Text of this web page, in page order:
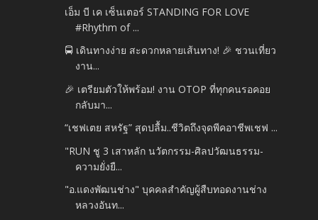
เอ็ม บี เค เซ็นเตอร์ STANDING FOR LOVE
#Rhythm of ...
🚍 เดินทางง่าย สะดวกหลายเส้นทาง! 🎉 ชวนเที่ยว
งาน...
🎉 เตรียมตัวให้พร้อม! งาน OTOP ที่ทุกคนรอคอย
กลับมา...
“เชฟเตย สหรัฐ” สุดปลื้ม..ชีวิตถึงจุดพีคอาชีพเชฟ ...
"RUN ชู 3 เสาหลัก นวัตกรรม-ศิลปวัฒนธรรม-
ความยั่งยื...
"อ.แดงพัฒนช่าง" บุคคลสำคัญผู้สืบทอดงานช่าง
หลวงอันท...